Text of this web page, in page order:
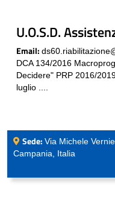
U.O.S.D.
Email:
DCA 134/2016
Decidere" PRP 2016/
luglio ....
Sede: Via Michele
Campania, Italia